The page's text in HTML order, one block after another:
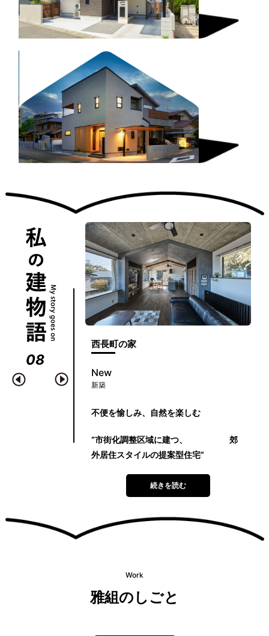
09
08
ンノ”リノベ” 西長町の家
New
新築
不便を愉しみ、自然を楽しむ
”市街化調整区域に建つ、 郊
外居住スタイルの提案型住宅”
続きを読む
Work
雅組のしごと